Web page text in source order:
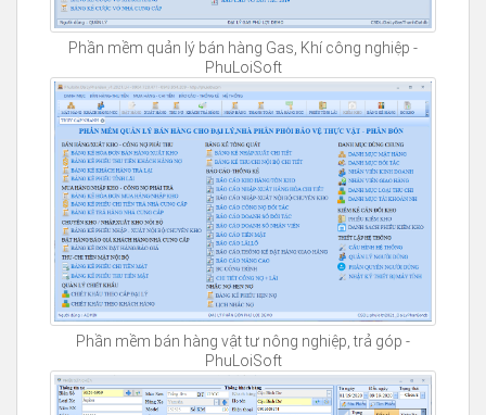
Phần mềm quản lý bán hàng Gas, Khí công nghiệp -
PhuLoiSoft
Phần mềm bán hàng vật tư nông nghiệp, trả góp -
PhuLoiSoft